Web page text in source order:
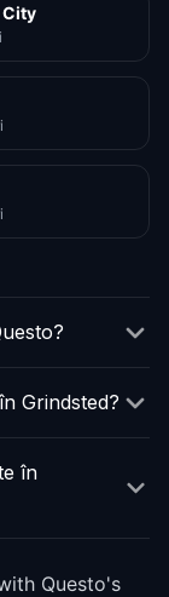
City
Grindsted?
în
Questo's